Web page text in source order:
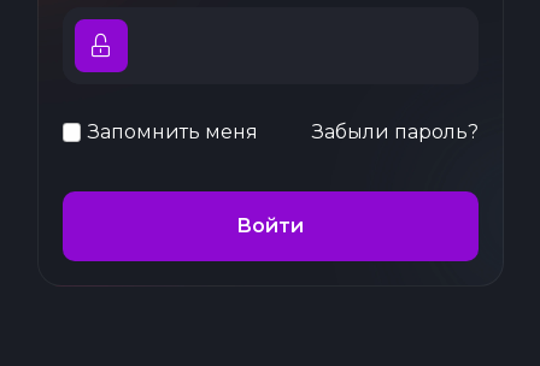
Запомнить меня Забыли пароль?
Войти